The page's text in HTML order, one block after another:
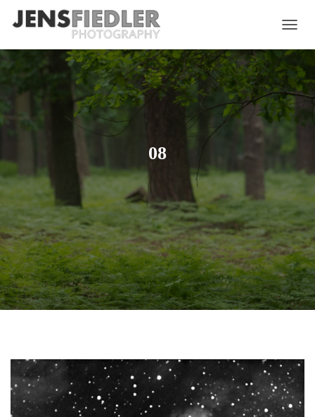
A
G
A
T
U
H
L
T
E
N
08